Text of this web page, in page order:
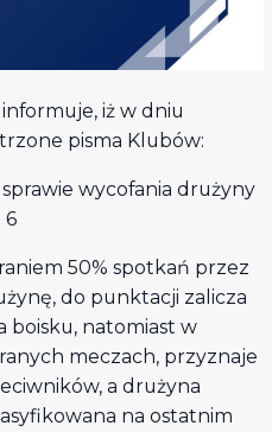
iż w dniu
pisma Klubów:
wycofania drużyny
6
50% spotkań przez
do punktacji zalicza
boisku, natomiast w
meczach, przyznaje
a drużyna
na ostatnim